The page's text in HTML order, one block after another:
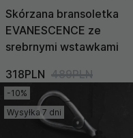
Skórzana bransoletka
EVANESCENCE ze
srebrnymi wstawkami
318PLN 489PLN
-10%
Wysyłka 7 dni